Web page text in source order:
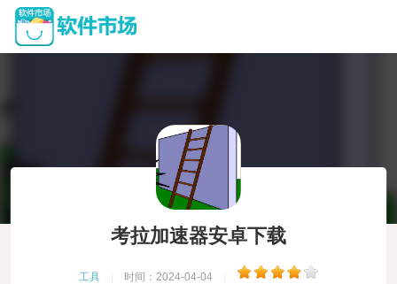
考拉加速器安卓下载
工具 时间：2024-04-04